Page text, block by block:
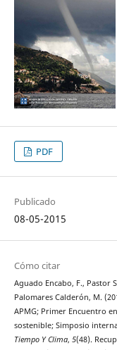
PDF
Publicado
08-05-2015
Cómo citar
Aguado Encabo, F., Pastor
Palomares Calderón, M.
APMG; Primer Encuentro
sostenible; Simposio
Tiempo Y Clima, 5(48).